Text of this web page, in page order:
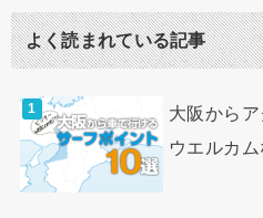
よく読まれている記事
大阪から
ウエルカ